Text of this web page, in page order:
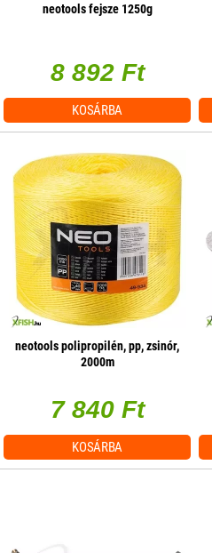
neotools fejsze 1250g
8 892 Ft
KOSÁRBA
neotools polipropilén, pp, zsinór,
2000m
7 840 Ft
KOSÁRBA